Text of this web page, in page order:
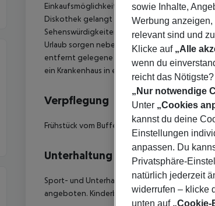
Einkaufsmöglichkeiten liegen ca. 2 km vom
Diskothek gelangt man nach rund 1 km.
Sehenswürdigkeiten sind vom Hotel aus
Urlaub sorgen neben einem nahegelegenen
entfernt gelegene Orte lassen sich über den
ein Krankenhaus in etwa 4 km Entfernung. Der
Verpflegung
Frühstück vom Buffet.
Unterhaltung
Sport- und Unterhaltungsangebote: Fitness.
angeboten. Kinderbetreuung: Babysitting
sowie Inhalte,
Werbung anzeigen,
relevant sind und
Klicke auf „Alle
wenn du
reicht das
„Nur notwendige
Unter „Cookies
kannst du deine
Einstellungen
anpassen. Du
Privatsphäre-
natürlich jederzeit
widerrufen – klicke
unten auf